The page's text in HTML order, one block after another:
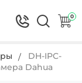
0
DH-IPC-
Dahua